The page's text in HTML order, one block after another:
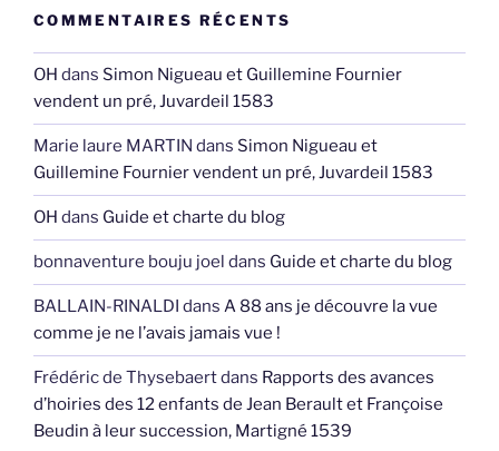
COMMENTAIRES RÉCENTS
OH dans Simon Nigueau et Guillemine Fournier
vendent un pré, Juvardeil 1583
Marie laure MARTIN dans Simon Nigueau et
Guillemine Fournier vendent un pré, Juvardeil 1583
OH dans Guide et charte du blog
bonnaventure bouju joel dans Guide et charte du blog
BALLAIN-RINALDI dans A 88 ans je découvre la vue
comme je ne l’avais jamais vue !
Frédéric de Thysebaertdans Rapports des avances
d’hoiries des 12 enfants de Jean Berault et Françoise
Beudin à leur succession, Martigné 1539